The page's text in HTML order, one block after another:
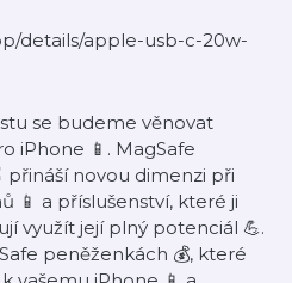
details/apple-usb-c-20w-
se budeme věnovat
iPhone 📱. MagSafe
novou dimenzi při
📱 a příslušenství, které ji
využít její plný potenciál 💪.
peněženkách 💰, které